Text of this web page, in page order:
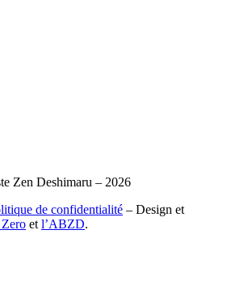
Zen Deshimaru – 2026
de confidentialité – Design et
et l’ABZD.